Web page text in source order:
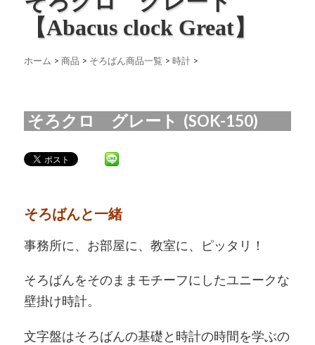
【Abacus clock Great】
ホーム > 商品 > そろばん商品一覧 > 時計 >
そろクロ グレート (SOK-150)
そろばんと一緒
事務所に、お部屋に、教室に、ピッタリ！
そろばんをそのままモチーフにしたユニークな
壁掛け時計。
文字盤はそろばんの基礎と時計の時間を学ぶの